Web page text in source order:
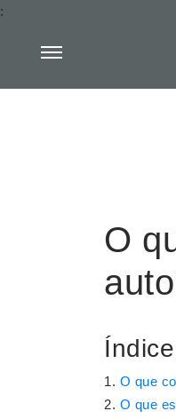
:
O
O que
O que